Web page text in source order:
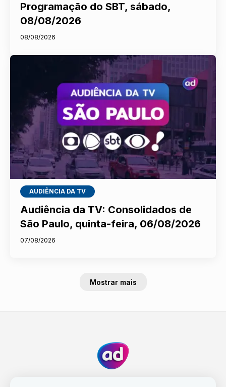
Programação do SBT, sábado,
08/08/2026
08/08/2026
AUDIÊNCIA DA TV
Audiência da TV: Consolidados de
São Paulo, quinta-feira, 06/08/2026
07/08/2026
Mostrar mais